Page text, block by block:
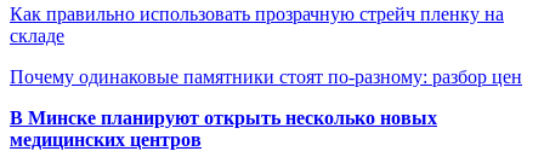
Как правильно использовать прозрачную стрейч пленку на
складе
Почему одинаковые памятники стоят по-разному: разбор цен
В Минске планируют открыть несколько новых
медицинских центров